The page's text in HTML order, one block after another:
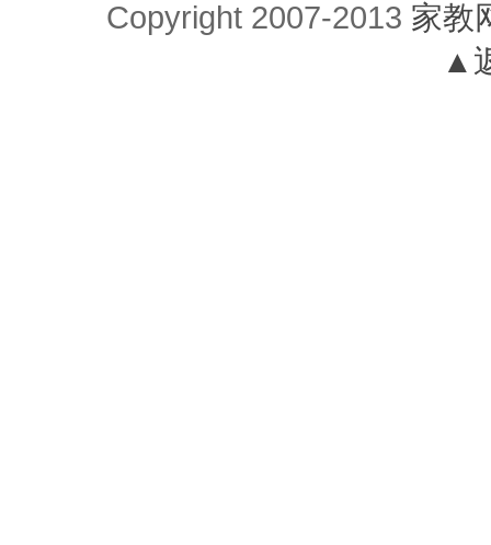
Copyright 2007-2013 家教
▲